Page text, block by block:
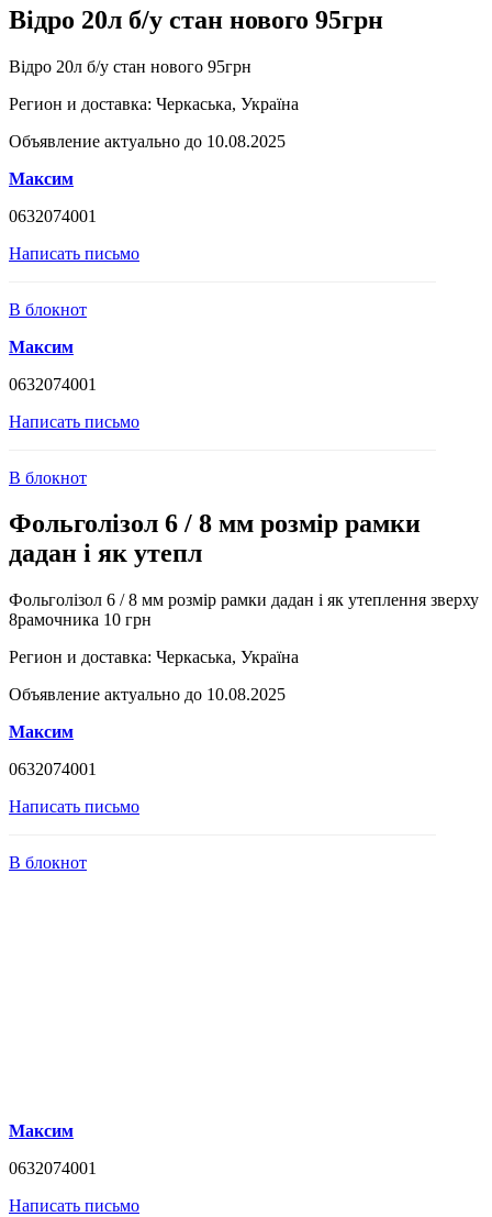
Відро 20л б/у стан нового 95грн
Відро 20л б/у стан нового 95грн
Регион и доставка: Черкаська, Україна
Объявление актуально до 10.08.2025
Максим
0632074001
Написать письмо
В блокнот
Максим
0632074001
Написать письмо
В блокнот
Фольголізол 6 / 8 мм розмір рамки
дадан і як утепл
Фольголізол 6 / 8 мм розмір рамки дадан і як утеплення зверху
8рамочника 10 грн
Регион и доставка: Черкаська, Україна
Объявление актуально до 10.08.2025
Максим
0632074001
Написать письмо
В блокнот
Максим
0632074001
Написать письмо